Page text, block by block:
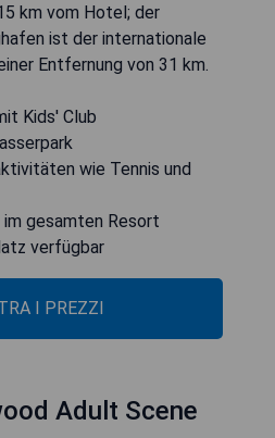
km vom Hotel; der
ist der internationale
Entfernung von 31 km.
Kids' Club
wie Tennis und
gesamten Resort
verfügbar
I PREZZI
Adult Scene